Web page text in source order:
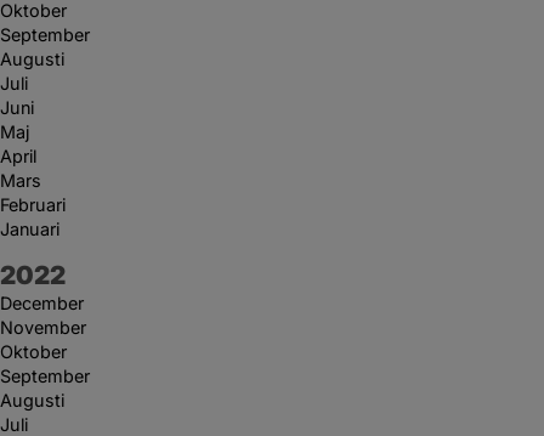
Oktober
September
Augusti
Juli
Juni
Maj
April
Mars
Februari
Januari
År:
2022
December
November
Oktober
September
Augusti
Juli